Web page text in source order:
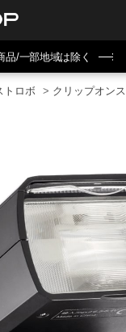
品/一部地域は除く
トロボ > クリップオン